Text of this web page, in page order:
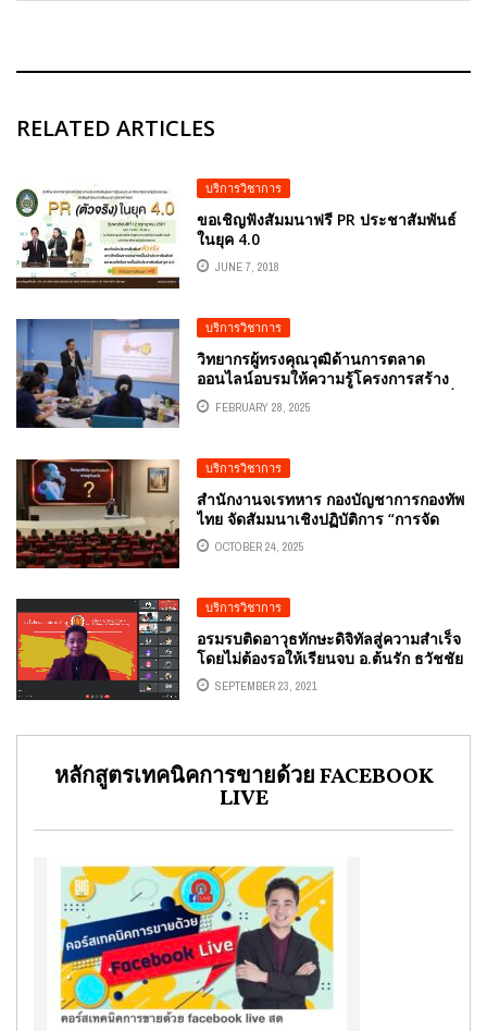
RELATED ARTICLES
บริการวิชาการ
ขอเชิญฟังสัมมนาฟรี PR ประชาสัมพันธ์
ในยุค 4.0
JUNE 7, 2018
บริการวิชาการ
วิทยากรผู้ทรงคุณวุฒิด้านการตลาด
ออนไลน์อบรมให้ความรู้โครงการสร้าง
แผนธุรกิจผลงานทรัพย์สินทางปัญญา เพื่อ
นำไปใช้ประโยชน์เชิงพาณิชย์
FEBRUARY 28, 2025
บริการวิชาการ
สำนักงานจเรทหาร กองบัญชาการกองทัพ
ไทย จัดสัมมนาเชิงปฏิบัติการ “การจัด
มาตรฐานการตรวจการปฏิบัติราชการ”
มุ่งยกระดับด้วยเทคโนโลยี AI วิทยากร
อ.ดร.ต้นรัก ธวัชชัย สุขสีดา ที่ปรึกษาอนุ
กรรมาธิการศึกษาการพัฒนาเทคโนโลยี
และนวัตกรรมให้เท่าทันต่อโลกดิจิทัล
รัฐสภา
OCTOBER 24, 2025
บริการวิชาการ
อรมรบติดอาวุธทักษะดิจิทัลสู่ความสำเร็จ
โดยไม่ต้องรอให้เรียนจบ อ.ต้นรัก ธวัชชัย
สุขสีดา
SEPTEMBER 23, 2021
หลักสูตรเทคนิคการขายด้วย FACEBOOK
LIVE